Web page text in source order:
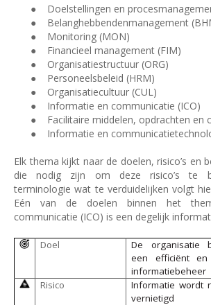
●
Doelstellingen en
●
Belanghebbendenmanagement
●
Monitoring (MON)
●
Financieel management (FIM)
●
Organisatiestructuur (ORG)
●
Personeelsbeleid (HRM)
●
Organisatiecultuur (CUL)
●
Informatie en communicatie (ICO)
●
Facilitaire middelen, opdrachten en
●
Informatie en
Elk thema kijkt naar de doelen, risico’s en
die nodig zijn om deze risico’s te
terminologie wat te verduidelijken volgt
Eén van de doelen binnen het
communicatie (ICO) is een degelijk
Doel
De organisatie
een efficiënt en
informatiebeheer
Risico
Informatie wordt
vernietigd